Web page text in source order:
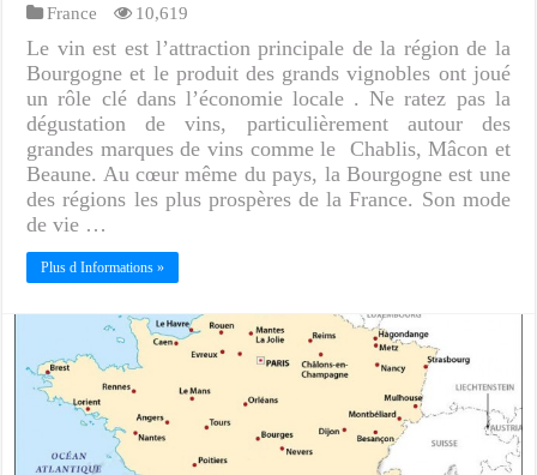
France 10,619
Le vin est est l’attraction principale de la région de la
Bourgogne et le produit des grands vignobles ont joué
un rôle clé dans l’économie locale . Ne ratez pas la
dégustation de vins, particulièrement autour des
grandes marques de vins comme le Chablis, Mâcon et
Beaune. Au cœur même du pays, la Bourgogne est une
des régions les plus prospères de la France. Son mode
de vie …
Plus d Informations »